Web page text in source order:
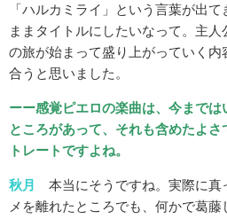
「ハルカミライ」という言葉が出
ままタイトルにしたいなって。主
の旅が始まって盛り上がっていく内
合うと思いました。
ーー感覚ピエロの楽曲は、今まで
ところがあって、それも含めたよ
トレートですよね。
秋月
本当にそうですね。実際に真
メを離れたところでも、何かで葛